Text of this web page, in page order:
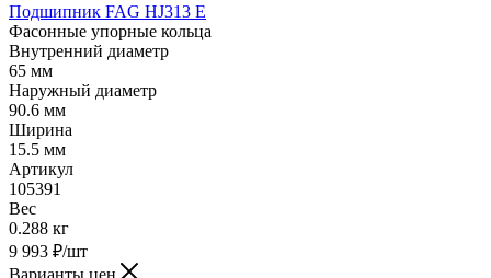
Подшипник FAG HJ313 E
Фасонные упорные кольца
Внутренний диаметр
65 мм
Наружный диаметр
90.6 мм
Ширина
15.5 мм
Артикул
105391
Вес
0.288 кг
9 993 ₽/шт
Варианты цен